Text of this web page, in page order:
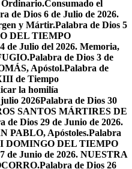
Ordinario.Consumado el
de Dios 6 de Julio de 2026.
y Mártir.Palabra de Dios 5
DEL TIEMPO
de Julio del 2026. Memoria,
Palabra de Dios 3 de
Apóstol.Palabra de
de Tiempo
la homilía
2026Palabra de Dios 30
SANTOS MÁRTIRES DE
de Dios 29 de Junio de 2026.
PABLO, Apóstoles.Palabra
DOMINGO DEL TIEMPO
de Junio de 2026. NUESTRA
Palabra de Dios 26